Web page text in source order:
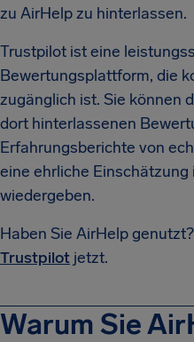
zu AirHelp zu hinterlassen.
Trustpilot ist eine
Bewertungsplattform, die
zugänglich ist. Sie können
dort hinterlassenen
Erfahrungsberichte von
eine ehrliche Einschätzung
wiedergeben.
Haben Sie AirHelp
Trustpilot jetzt.
Warum Sie